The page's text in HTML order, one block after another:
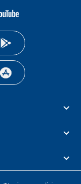
youtube-